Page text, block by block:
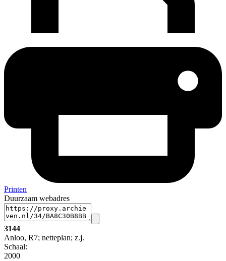
Printen
Duurzaam webadres
3144
Anloo, R7; netteplan; z.j.
Schaal:
2000